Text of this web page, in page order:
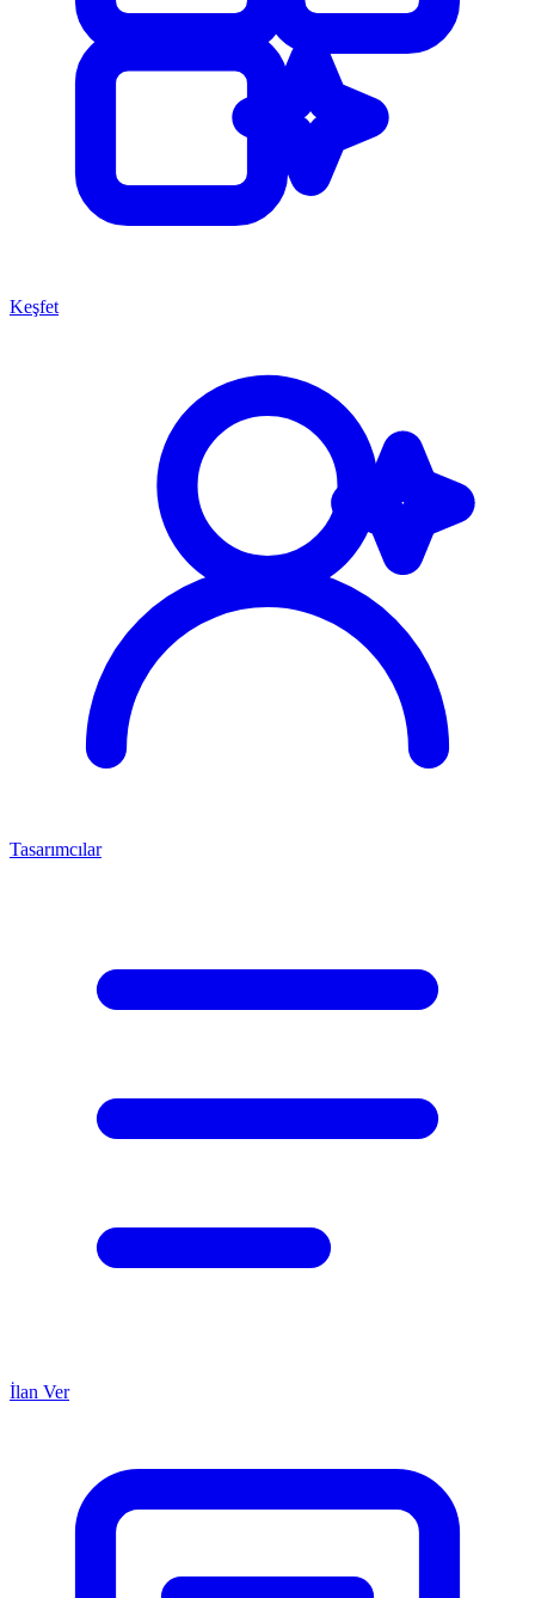
Keşfet
Tasarımcılar
İlan Ver